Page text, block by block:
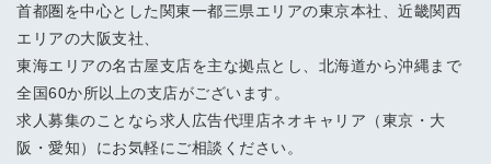
首都圏を中心とした関東一都三県エリアの東京本社、近畿関西
エリアの大阪支社、
東海エリアの名古屋支店を主な拠点とし、北海道から沖縄まで
全国60か所以上の支店がございます。
求人募集のことなら求人広告代理店ネオキャリア（東京・大
阪・愛知）にお気軽にご相談ください。